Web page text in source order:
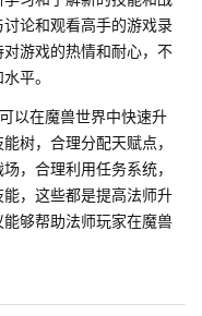
论和观看高手的游戏录
游戏的热情和耐心，不
平。
以在魔兽世界中快速升
树，合理分配天赋点，
，合理利用任务系统，
，这些都是提高法师升
够帮助法师玩家在魔兽